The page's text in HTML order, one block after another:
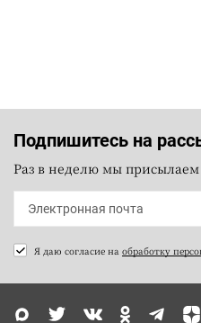
Подпишитесь на
Раз в неделю мы
Я даю согласие на обработку